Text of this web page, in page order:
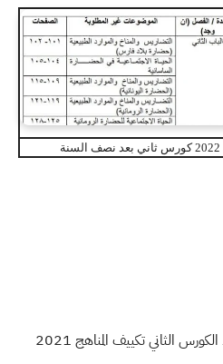
حذوفات صف الاول متوسط الكورس الثاني تكييف المناهج 2021